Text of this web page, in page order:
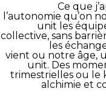
Ce que
l’autonomie qu’on
unit les
collective, sans
les
vient ou notre âge,
unit. Des
trimestrielles ou le
alchimie et